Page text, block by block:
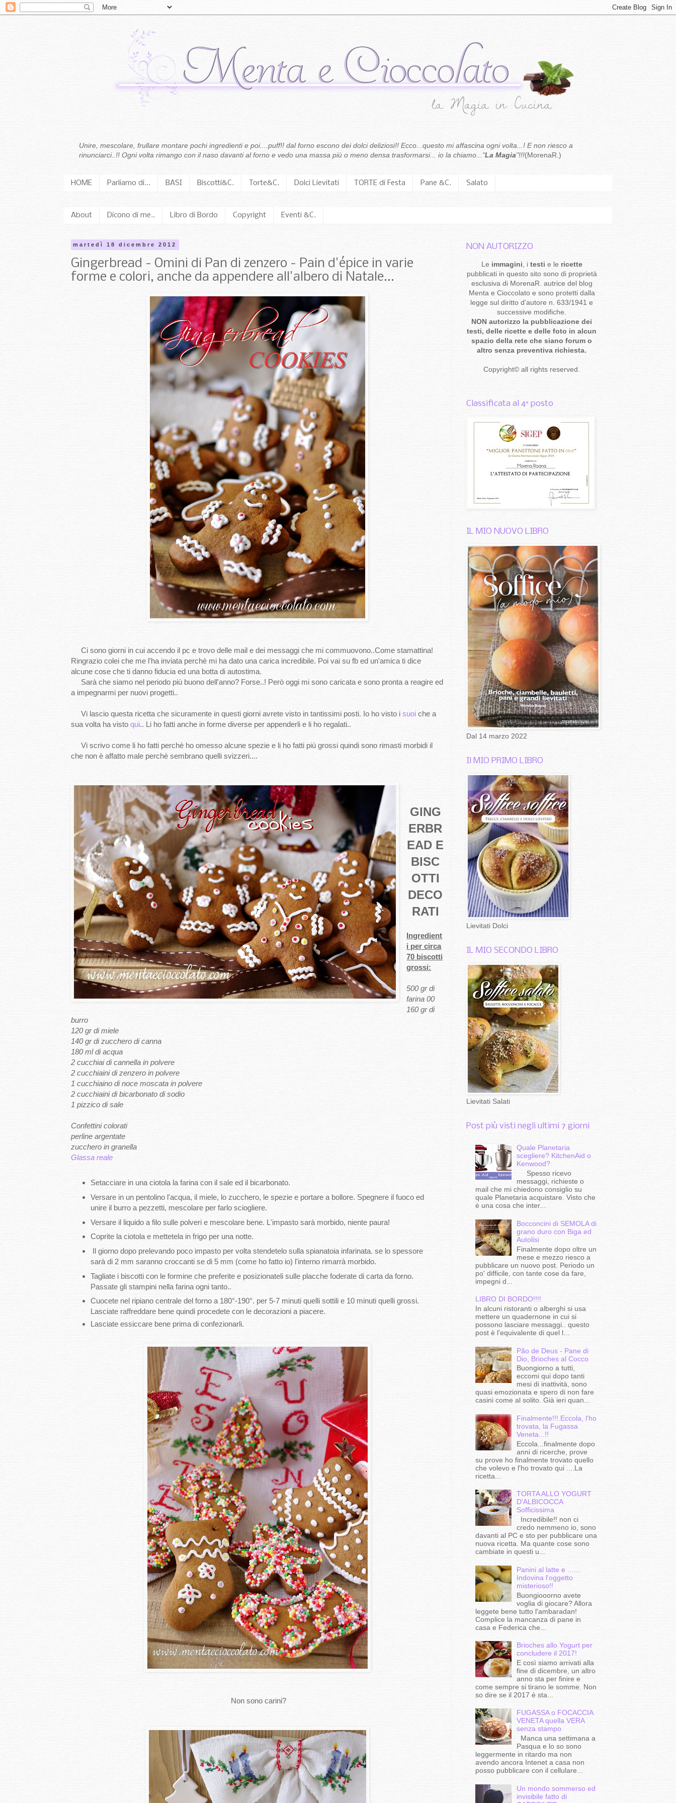
Unire, mescolare, frullare montare pochi ingredienti e poi....puff!! dal forno escono dei dolci deliziosi!! Ecco...questo mi affascina ogni volta...! E non riesco a
rinunciarci..!! Ogni volta rimango con il naso davanti al forno e vedo una massa più o meno densa trasformarsi... io la chiamo..."La Magia"!!!(MorenaR.)
HOME Parliamo di... BASI Biscotti&C. Torte&C. Dolci Lievitati TORTE di Festa Pane &C. Salato
About Dicono di me.. Libro di Bordo Copyright Eventi &C.
martedì 18 dicembre 2012
Gingerbread - Omini di Pan di zenzero - Pain d'épice in varie
forme e colori, anche da appendere all'albero di Natale...
Ci sono giorni in cui accendo il pc e trovo delle mail e dei messaggi che mi commuovono..Come stamattina!
Ringrazio colei che me l'ha inviata perchè mi ha dato una carica incredibile. Poi vai su fb ed un'amica ti dice
alcune cose che ti danno fiducia ed una botta di autostima.
Sarà che siamo nel periodo più buono dell'anno? Forse..! Però oggi mi sono caricata e sono pronta a reagire ed
a impegnarmi per nuovi progetti..
Vi lascio questa ricetta che sicuramente in questi giorni avrete visto in tantissimi posti. Io ho visto i suoi che a
sua volta ha visto qui.. Li ho fatti anche in forme diverse per appenderli e li ho regalati..
Vi scrivo come li ho fatti perchè ho omesso alcune spezie e li ho fatti più grossi quindi sono rimasti morbidi il
che non è affatto male perchè sembrano quelli svizzeri....
GING
ERBR
EAD E
BISC
OTTI
DECO
RATI
Ingredient
i per circa
70 biscotti
grossi:
500 gr di
farina 00
160 gr di
burro
120 gr di miele
140 gr di zucchero di canna
180 ml di acqua
2 cucchiai di cannella in polvere
2 cucchiaini di zenzero in polvere
1 cucchiaino di noce moscata in polvere
2 cucchiaini di bicarbonato di sodio
1 pizzico di sale
Confettini colorati
perline argentate
zucchero in granella
Glassa reale
Setacciare in una ciotola la farina con il sale ed il bicarbonato.
Versare in un pentolino l'acqua, il miele, lo zucchero, le spezie e portare a bollore. Spegnere il fuoco ed
unire il burro a pezzetti, mescolare per farlo sciogliere.
Versare il liquido a filo sulle polveri e mescolare bene. L'impasto sarà morbido, niente paura!
Coprite la ciotola e mettetela in frigo per una notte.
Il giorno dopo prelevando poco impasto per volta stendetelo sulla spianatoia infarinata. se lo spessore
sarà di 2 mm saranno croccanti se di 5 mm (come ho fatto io) l'interno rimarrà morbido.
Tagliate i biscotti con le formine che preferite e posizionateli sulle placche foderate di carta da forno.
Passate gli stampini nella farina ogni tanto..
Cuocete nel ripiano centrale del forno a 180°-190°. per 5-7 minuti quelli sottili e 10 minuti quelli grossi.
Lasciate raffreddare bene quindi procedete con le decorazioni a piacere.
Lasciate essiccare bene prima di confezionarli.
Non sono carini?
NON AUTORIZZO
Le immagini , i testi e le ricette
pubblicati in questo sito sono di proprietà
esclusiva di MorenaR. autrice del blog
Menta e Cioccolato e sono protetti dalla
legge sul diritto d’autore n. 633/1941 e
successive modifiche.
NON autorizzo la pubblicazione dei
testi, delle ricette e delle foto in alcun
spazio della rete che siano forum o
altro senza preventiva richiesta.
Copyright© all rights reserved
Classificata al 4° posto
IL MIO NUOVO LIBRO
Dal 14 marzo 2022
Il MIO PRIMO LIBRO
Lievitati Dolci
IL MIO SECONDO LIBRO
Lievitati Salati
Post più visti negli ultimi 7 giorni
Quale Planetaria
scegliere? KitchenAid o
Kenwood?
Spesso ricevo
messaggi, richieste o
mail che mi chiedono consiglio su
quale Planetaria acquistare. Visto che
è una cosa che inter...
Bocconcini di SEMOLA di
grano duro con Biga ed
Autolisi
Finalmente dopo oltre un
mese e mezzo riesco a
pubblicare un nuovo post. Periodo un
po' difficile, con tante cose da fare,
impegni d...
LIBRO DI BORDO!!!!
In alcuni ristoranti o alberghi si usa
mettere un quadernone in cui si
possono lasciare messaggi.. questo
post è l'equivalente di quel l...
Pão de Deus - Pane di
Dio, Brioches al Cocco
Buongiorno a tutti,
eccomi qui dopo tanti
mesi di inattività, sono
quasi emozionata e spero di non fare
casini come al solito. Già ieri quan...
Finalmente!!!.Eccola, l'ho
trovata, la Fugassa
Veneta...!!
Eccola...finalmente dopo
anni di ricerche, prove
su prove ho finalmente trovato quello
che volevo e l'ho trovato qui ....La
ricetta...
TORTA ALLO YOGURT
D'ALBICOCCA
Sofficissima
Incredibile!! non ci
credo nemmeno io, sono
davanti al PC e sto per pubblicare una
nuova ricetta. Ma quante cose sono
cambiate in questi u...
Panini al latte e .......
Indovina l'oggetto
misterioso!!
Buongiooorno avete
voglia di giocare? Allora
leggete bene tutto l'ambaradan!
Complice la mancanza di pane in
casa e Federica che...
Brioches allo Yogurt per
concludere il 2017!
E così siamo arrivati alla
fine di dicembre, un altro
anno sta per finire e
come sempre si tirano le somme. Non
so dire se il 2017 è sta...
FUGASSA o FOCACCIA
VENETA quella VERA
senza stampo
Manca una settimana a
Pasqua e lo so sono
leggermente in ritardo ma non
avendo ancora Intenet a casa non
posso pubblicare con il cellulare...
Un mondo sommerso ed
invisibile fatto di